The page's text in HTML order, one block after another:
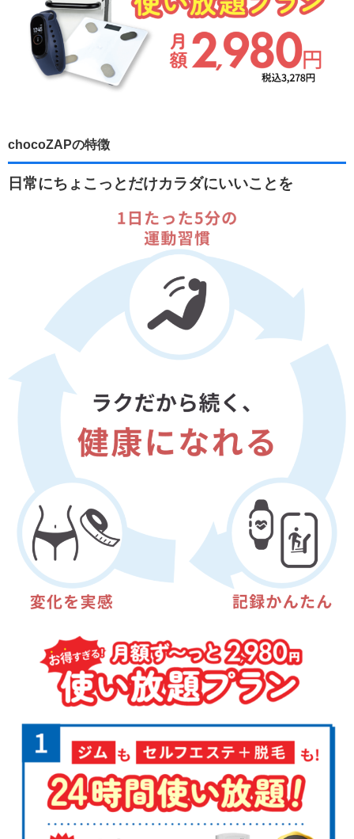
chocoZAPの特徴
日常にちょこっとだけカラダにいいことを